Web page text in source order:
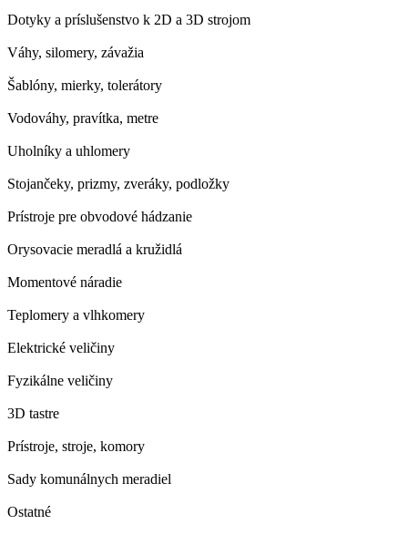
Dotyky a príslušenstvo k 2D a 3D strojom
Váhy, silomery, závažia
Šablóny, mierky, tolerátory
Vodováhy, pravítka, metre
Uholníky a uhlomery
Stojančeky, prizmy, zveráky, podložky
Prístroje pre obvodové hádzanie
Orysovacie meradlá a kružidlá
Momentové náradie
Teplomery a vlhkomery
Elektrické veličiny
Fyzikálne veličiny
3D tastre
Prístroje, stroje, komory
Sady komunálnych meradiel
Ostatné